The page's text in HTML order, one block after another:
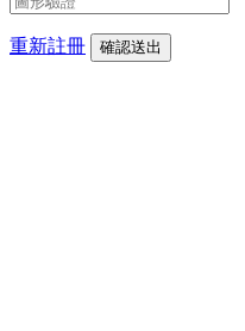
重新註冊 確認送出